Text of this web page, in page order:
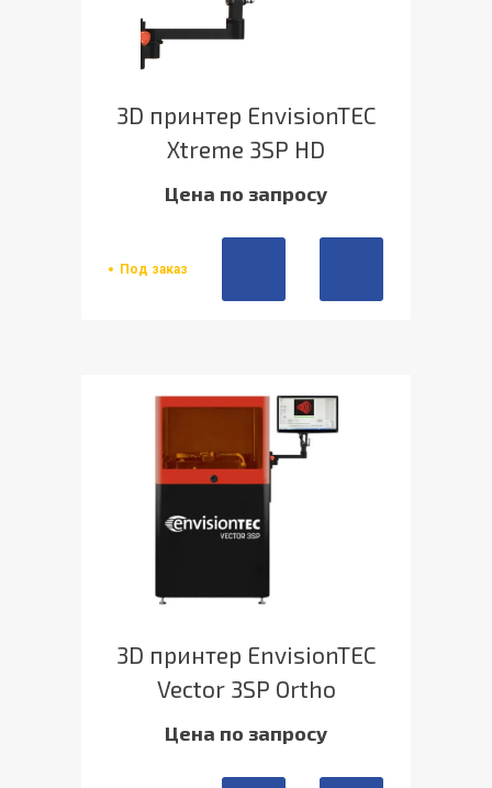
3D принтер EnvisionTEC
Xtreme 3SP HD
Цена по запросу
Под заказ
3D принтер EnvisionTEC
Vector 3SP Ortho
Цена по запросу